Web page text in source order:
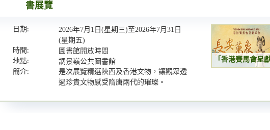
書展覽
日期:
2026年7月1日(星期三)至2026年7月31日
(星期五)
時間:
圖書館開放時間
地點:
調景嶺公共圖書館
簡介:
是次展覽精選陝西及香港文物，讓觀眾透
過珍貴文物感受隋唐兩代的璀璨。